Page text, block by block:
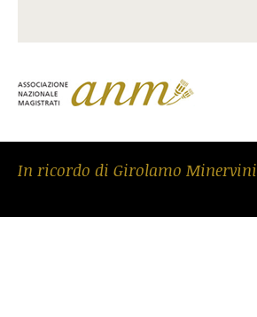
In ricordo di Girolamo Minervini